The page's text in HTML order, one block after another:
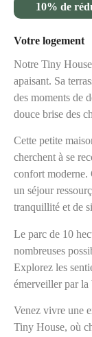
10% de
Votre logement
Notre Tiny
apaisant. Sa
des moments de
douce brise des
Cette petite
cherchent à se
confort moderne.
un séjour
tranquillité et de
Le parc de 10
nombreuses
Explorez les
émerveiller par la
Venez vivre une
Tiny House, où